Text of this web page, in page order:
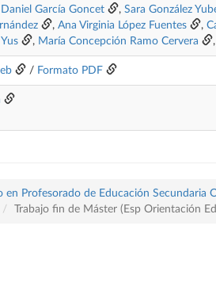
Daniel García Goncet , Sara González
, Ana Virginia López Fuentes ,
, María Concepción Ramo Cervera ,
/ Formato PDF
en Profesorado de Educación Secundaria
Trabajo fin de Máster (Esp Orientación